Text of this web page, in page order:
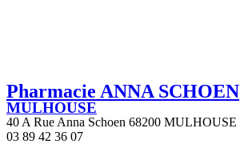
Pharmacie ANNA SCHOEN
MULHOUSE
40 A Rue Anna Schoen 68200 MULHOUSE
03 89 42 36 07